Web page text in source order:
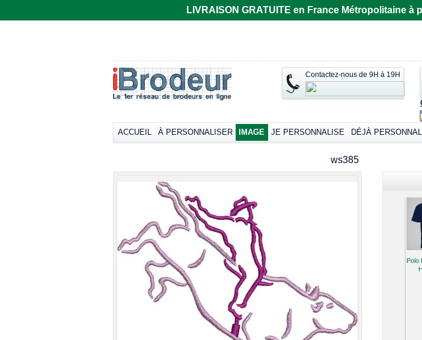
LIVRAISON GRATUITE en France Métropolitaine
Contactez-nous de 9H à 19H
ACCUEIL À PERSONNALISER IMAGE JE PERSONNALISE DÉJÀ
ws385
européenne,
manches courtes
col rond -
Collection LET
*
courtes
Broder dès33,66€
*
Polo